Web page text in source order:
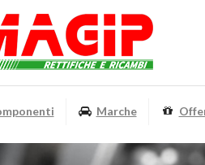
Marche